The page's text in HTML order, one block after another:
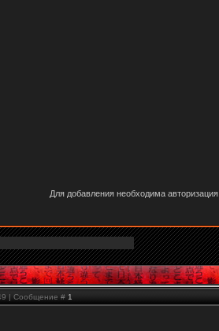
Для добавления необходима авторизация
| Сообщение # 1